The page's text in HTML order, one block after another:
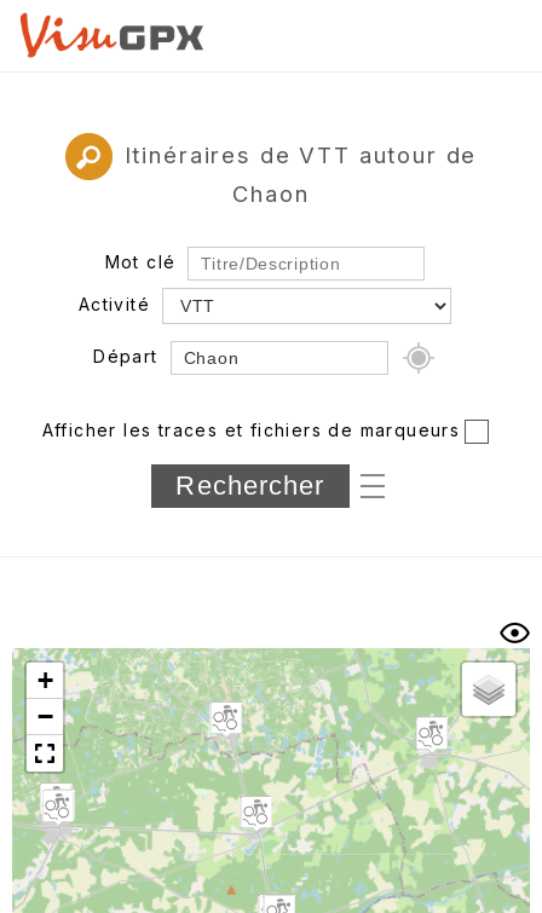
Itinéraires de VTT autour de
Chaon
Mot clé
Activité
Départ
Département
Longueur min/max
Trier par
Horodatage Photos
Afficher les traces et fichiers de marqueurs
+
−